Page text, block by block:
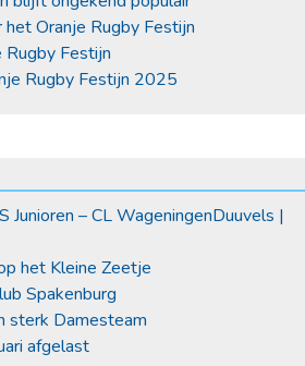
Oranje Rugby Festijn
Festijn
Rugby Festijn 2025
– CL WageningenDuuvels |
het Kleine Zeetje
Spakenburg
sterk Damesteam
afgelast